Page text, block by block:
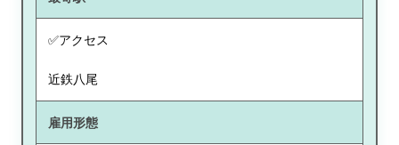
✅アクセス
近鉄八尾
雇用形態